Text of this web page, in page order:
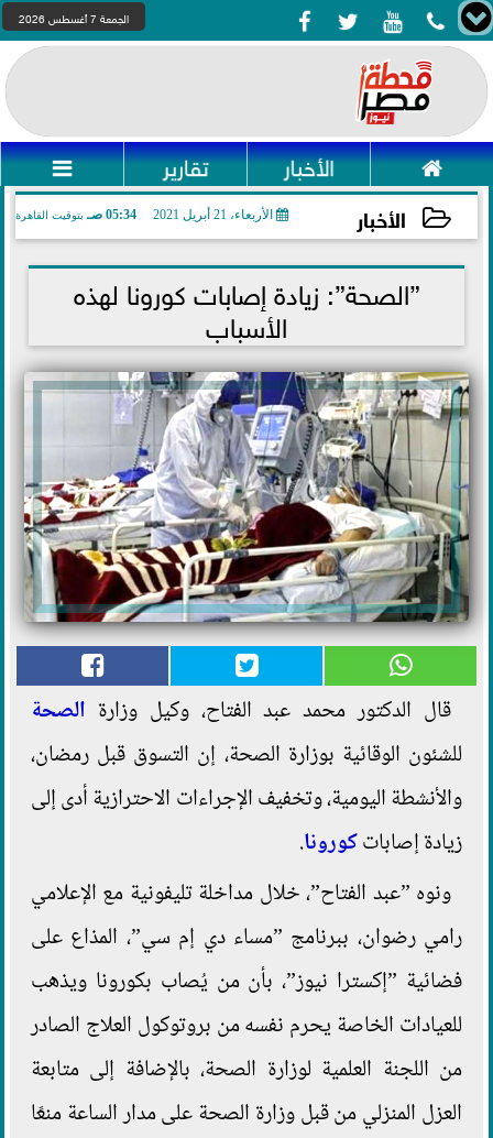
    الجمعة 7 أغسطس 2026
 الأخبار تقارير 
الأخبار الأربعاء، 21 أبريل 2021 05:34 صـ بتوقيت القاهرة
2021-04-21 05:34:07”الصحة”: زيادة إصابات كورونا لهذه
الأسباب
قال الدكتور محمد عبد الفتاح، وكيل وزارة الصحة
للشئون الوقائية بوزارة الصحة، إن التسوق قبل رمضان،
والأنشطة اليومية، وتخفيف الإجراءات الاحترازية أدى إلى
زيادة إصاباتكورونا.
ونوه ”عبد الفتاح”، خلال مداخلة تليفونية مع الإعلامي
رامي رضوان، ببرنامج ”مساء دي إم سي”، المذاع على
فضائية ”إكسترا نيوز”، بأن من يُصاب بكورونا ويذهب
للعيادات الخاصة يحرم نفسه من بروتوكول العلاج الصادر
من اللجنة العلمية لوزارة الصحة، بالإضافة إلى متابعة
العزل المنزلي من قبل وزارة الصحة على مدار الساعة منعًا